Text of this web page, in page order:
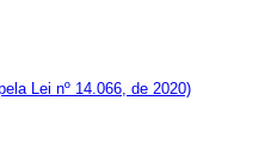
Lei nº 14.066, de 2020)